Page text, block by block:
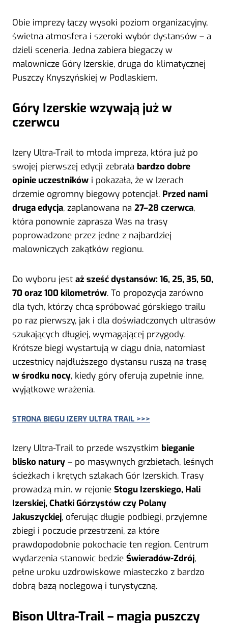
Obie imprezy łączy wysoki poziom organizacyjny,
świetna atmosfera i szeroki wybór dystansów – a
dzieli sceneria. Jedna zabiera biegaczy w
malownicze Góry Izerskie, druga do klimatycznej
Puszczy Knyszyńskiej w Podlaskiem.
Góry Izerskie wzywają już w
czerwcu
Izery Ultra-Trail to młoda impreza, która już po
swojej pierwszej edycji zebrała bardzo dobre
opinie uczestników i pokazała, że w Izerach
drzemie ogromny biegowy potencjał. Przed nami
druga edycja, zaplanowana na 27–28 czerwca,
która ponownie zaprasza Was na trasy
poprowadzone przez jedne z najbardziej
malowniczych zakątków regionu.
Do wyboru jest aż sześć dystansów: 16, 25, 35, 50,
70 oraz 100 kilometrów. To propozycja zarówno
dla tych, którzy chcą spróbować górskiego trailu
po raz pierwszy, jak i dla doświadczonych ultrasów
szukających długiej, wymagającej przygody.
Krótsze biegi wystartują w ciągu dnia, natomiast
uczestnicy najdłuższego dystansu ruszą na trasę
w środku nocy, kiedy góry oferują zupełnie inne,
wyjątkowe wrażenia.
STRONA BIEGU IZERY ULTRA TRAIL >>>
Izery Ultra-Trail to przede wszystkim bieganie
blisko natury – po masywnych grzbietach, leśnych
ścieżkach i krętych szlakach Gór Izerskich. Trasy
prowadzą m.in. w rejonie Stogu Izerskiego, Hali
Izerskiej, Chatki Górzystów czy Polany
Jakuszyckiej, oferując długie podbiegi, przyjemne
zbiegi i poczucie przestrzeni, za które
prawdopodobnie pokochacie ten region. Centrum
wydarzenia stanowic bedzie Świeradów-Zdrój,
pełne uroku uzdrowiskowe miasteczko z bardzo
dobrą bazą noclegową i turystyczną.
Bison Ultra-Trail – magia puszczy